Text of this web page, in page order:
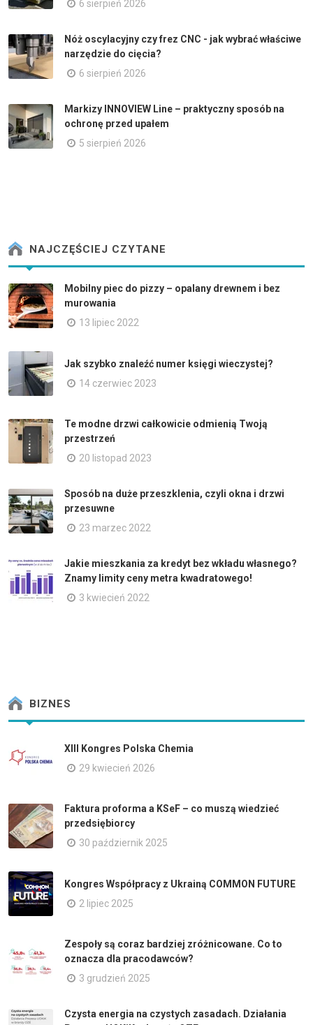
6 sierpień 2026
Nóż oscylacyjny czy frez CNC - jak wybrać właściwe
narzędzie do cięcia?
6 sierpień 2026
Markizy INNOVIEW Line – praktyczny sposób na
ochronę przed upałem
5 sierpień 2026
NAJCZĘŚCIEJ CZYTANE
Mobilny piec do pizzy – opalany drewnem i bez
murowania
13 lipiec 2022
Jak szybko znaleźć numer księgi wieczystej?
14 czerwiec 2023
Te modne drzwi całkowicie odmienią Twoją
przestrzeń
20 listopad 2023
Sposób na duże przeszklenia, czyli okna i drzwi
przesuwne
23 marzec 2022
Jakie mieszkania za kredyt bez wkładu własnego?
Znamy limity ceny metra kwadratowego!
3 kwiecień 2022
BIZNES
XIII Kongres Polska Chemia
29 kwiecień 2026
Faktura proforma a KSeF – co muszą wiedzieć
przedsiębiorcy
30 październik 2025
Kongres Współpracy z Ukrainą COMMON FUTURE
2 lipiec 2025
Zespoły są coraz bardziej zróżnicowane. Co to
oznacza dla pracodawców?
3 grudzień 2025
Czysta energia na czystych zasadach. Działania